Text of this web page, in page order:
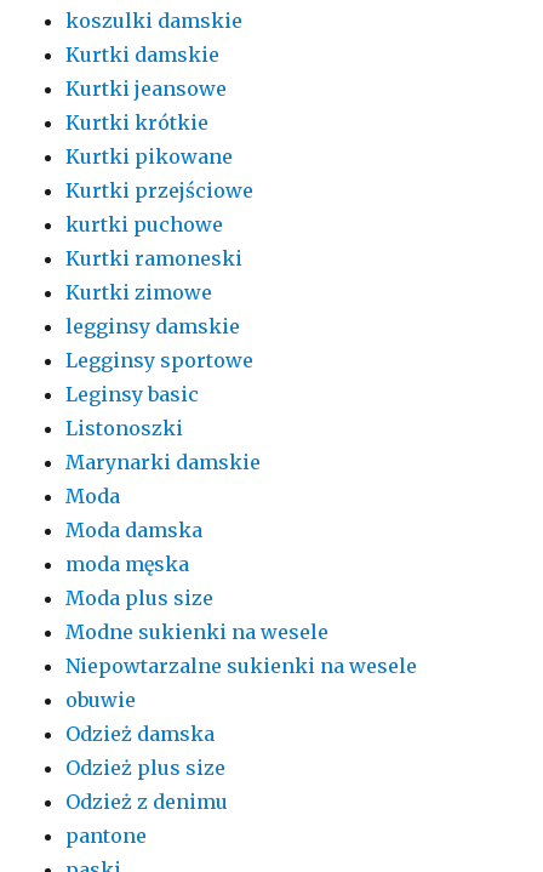
koszulki damskie
Kurtki damskie
Kurtki jeansowe
Kurtki krótkie
Kurtki pikowane
Kurtki przejściowe
kurtki puchowe
Kurtki ramoneski
Kurtki zimowe
legginsy damskie
Legginsy sportowe
Leginsy basic
Listonoszki
Marynarki damskie
Moda
Moda damska
moda męska
Moda plus size
Modne sukienki na wesele
Niepowtarzalne sukienki na wesele
obuwie
Odzież damska
Odzież plus size
Odzież z denimu
pantone